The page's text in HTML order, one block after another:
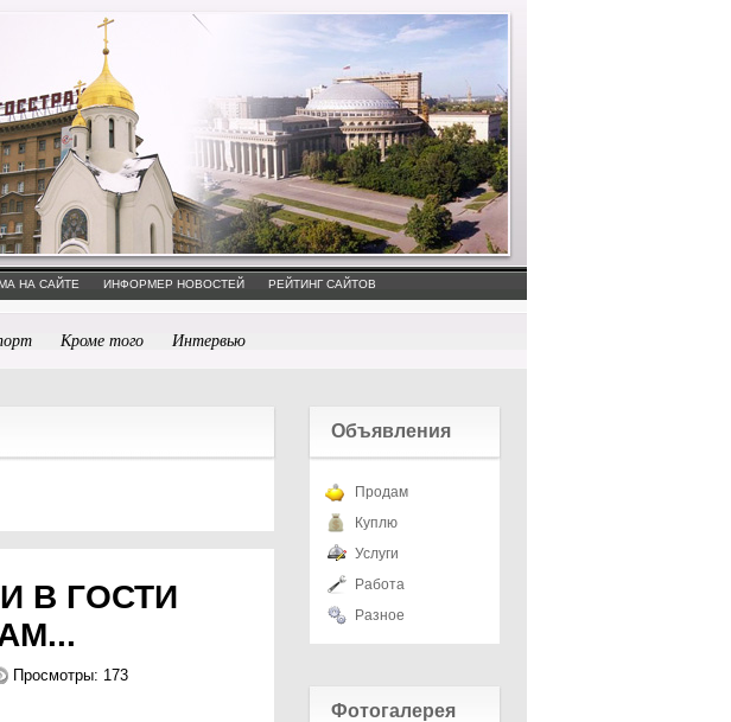
НА САЙТЕ ИНФОРМЕР НОВОСТЕЙ РЕЙТИНГ САЙТОВ
Кроме того Интервью
В ГОСТИ
Просмотры: 173
Объявления
Продам
Куплю
Услуги
Работа
Разное
Фотогалерея